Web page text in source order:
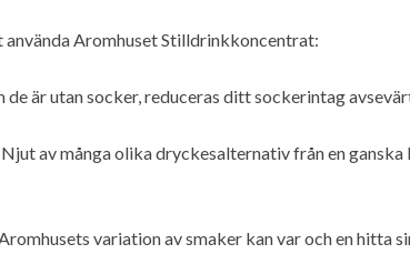
Aromhuset Stilldrinkkoncentrat:
de är utan socker, reduceras ditt sockerintag
av många olika dryckesalternativ från en
variation av smaker kan var och en hitta